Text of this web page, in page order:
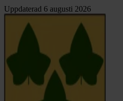
Uppdaterad 6 augusti 2026